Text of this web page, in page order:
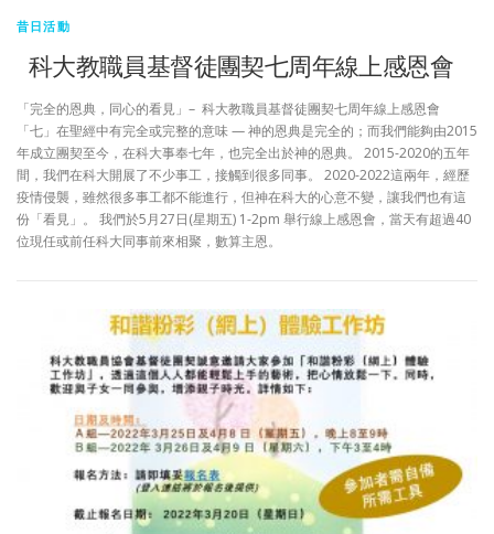
昔日活動
科大教職員基督徒團契七周年線上感恩會
「完全的恩典，同心的看見」– 科大教職員基督徒團契七周年線上感恩會
「七」在聖經中有完全或完整的意味 — 神的恩典是完全的；而我們能夠由2015
年成立團契至今，在科大事奉七年，也完全出於神的恩典。 2015-2020的五年
間，我們在科大開展了不少事工，接觸到很多同事。 2020-2022這兩年，經歷
疫情侵襲，雖然很多事工都不能進行，但神在科大的心意不變，讓我們也有這
份「看見」。 我們於5月27日(星期五) 1-2pm 舉行線上感恩會，當天有超過40
位現任或前任科大同事前來相聚，數算主恩。